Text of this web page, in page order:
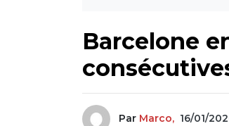
Barcelone
Par Marco, 16/01/